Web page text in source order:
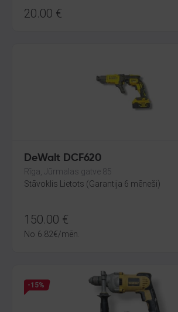
20.00 €
DeWalt DCF620
Rīga, Jūrmalas gatve 85
Stāvoklis Lietots (Garantija 6 mēneši)
150.00 €
No 6.82€/mēn.
-15%